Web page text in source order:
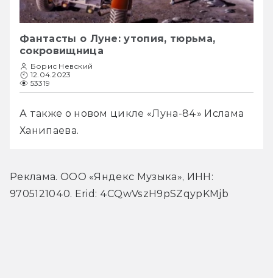
Фантасты о Луне: утопия, тюрьма,
сокровищница
Борис Невский
12.04.2023
53319
А также о новом цикле «Луна-84» Ислама
Ханипаева.
Реклама. ООО «Яндекс Музыка», ИНН:
9705121040. Erid: 4CQwVszH9pSZqypKMjb